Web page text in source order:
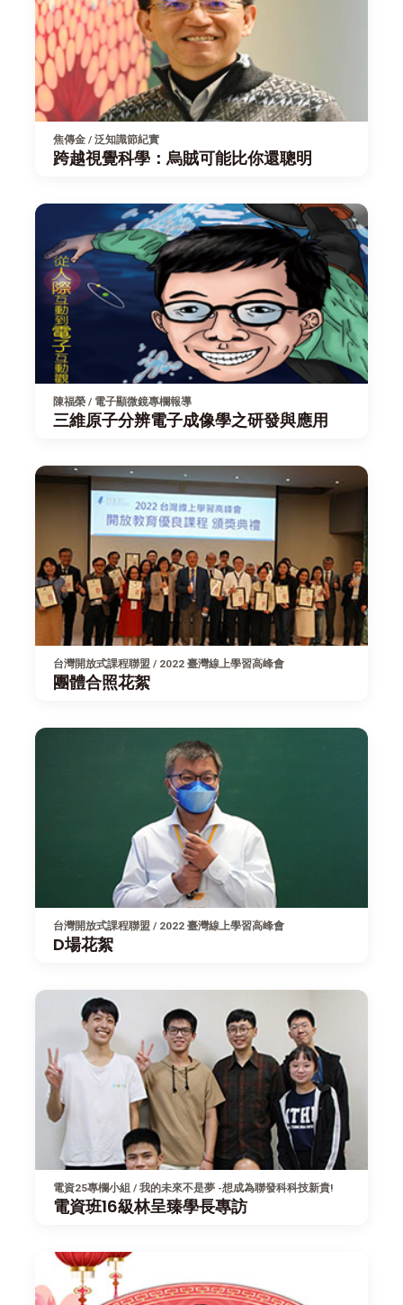
焦傳金 / 泛知識節紀實
跨越視覺科學：烏賊可能比你還聰明
陳福榮 / 電子顯微鏡專欄報導
三維原子分辨電子成像學之研發與應用
台灣開放式課程聯盟 / 2022 臺灣線上學習高峰會
團體合照花絮
台灣開放式課程聯盟 / 2022 臺灣線上學習高峰會
D場花絮
電資25專欄小組 / 我的未來不是夢 -想成為聯發科科技新貴!
電資班16級林呈臻學長專訪